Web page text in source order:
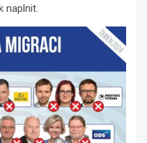
naplnit.